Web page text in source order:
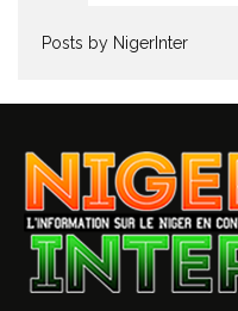
Posts by NigerInter